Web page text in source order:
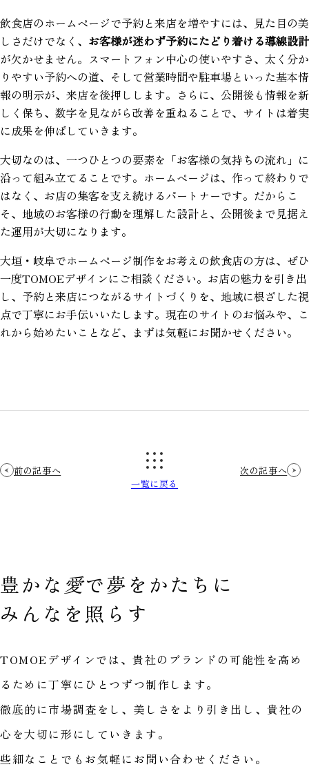
飲食店のホームページで予約と来店を増やすには、見た目の美
しさだけでなく、 お客様が迷わず予約にたどり着ける導線設計
が欠かせません。スマートフォン中心の使いやすさ、太く分か
りやすい予約への道、そして営業時間や駐車場といった基本情
報の明示が、来店を後押しします。さらに、公開後も情報を新
しく保ち、数字を見ながら改善を重ねることで、サイトは着実
に成果を伸ばしていきます。
大切なのは、一つひとつの要素を「お客様の気持ちの流れ」に
沿って組み立てることです。ホームページは、作って終わりで
はなく、お店の集客を支え続けるパートナーです。だからこ
そ、地域のお客様の行動を理解した設計と、公開後まで見据え
た運用が大切になります。
大垣・岐阜でホームページ制作をお考えの飲食店の方は、ぜひ
一度TOMOEデザインにご相談ください。お店の魅力を引き出
し、予約と来店につながるサイトづくりを、地域に根ざした視
点で丁寧にお手伝いいたします。現在のサイトのお悩みや、こ
れから始めたいことなど、まずは気軽にお聞かせください。
前の記事へ
一覧に戻る
次の記事へ
豊かな 愛で夢をかたちに
みんなを照らす
TOMOEデザインでは、貴社のブランドの可能性を高め
るために丁寧にひとつずつ制作します。
徹底的に市場調査をし、美しさをより引き出し、貴社の
心を大切に形にしていきます。
些細なことでもお気軽にお問い合わせください。